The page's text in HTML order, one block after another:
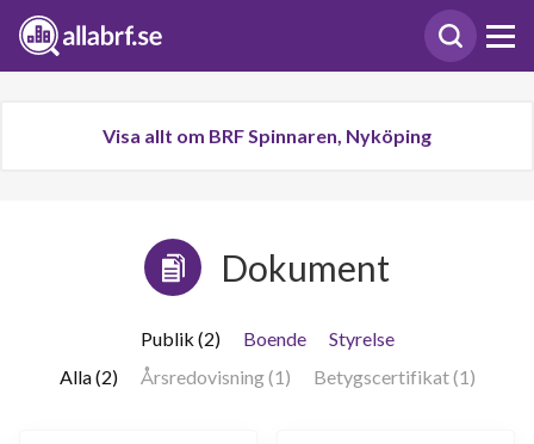
Visa allt om BRF Spinnaren, Nyköping
Dokument
Publik (2) Boende
Styrelse
Alla (2)
Årsredovisning (1) Betygscertifikat (1)